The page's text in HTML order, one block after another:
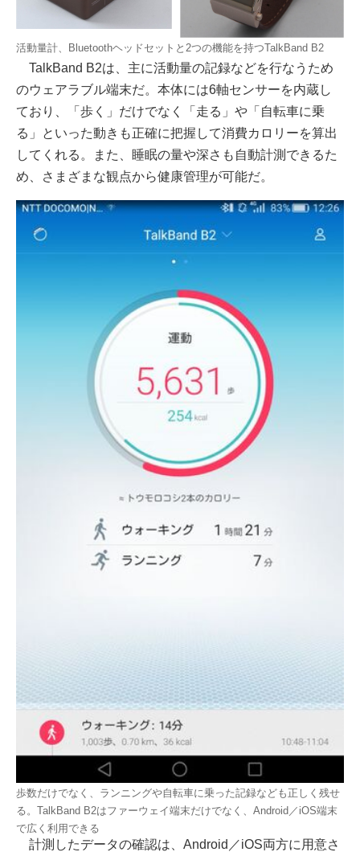
活動量計、Bluetoothヘッドセットと2つの機能を持つTalkBand B2
TalkBand B2は、主に活動量の記録などを行なうため
のウェアラブル端末だ。本体には6軸センサーを内蔵し
ており、「歩く」だけでなく「走る」や「自転車に乗
る」といった動きも正確に把握して消費カロリーを算出
してくれる。また、睡眠の量や深さも自動計測できるた
め、さまざまな観点から健康管理が可能だ。
歩数だけでなく、ランニングや自転車に乗った記録なども正しく残せ
る。TalkBand B2はファーウェイ端末だけでなく、Android／iOS端末
で広く利用できる
計測したデータの確認は、Android／iOS両方に用意さ